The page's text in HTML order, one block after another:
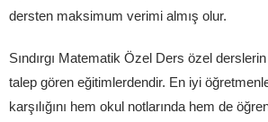
dersten maksimum verimi almış olur.
Sındırgı Matematik Özel Ders özel
talep gören eğitimlerdendir. En iyi
karşılığını hem okul notlarında hem de